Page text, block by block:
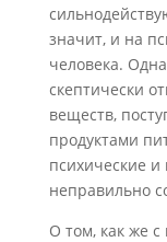
значит, и на
человека.
скептически
веществ,
продуктами
психические и
неправильно
О том, как же